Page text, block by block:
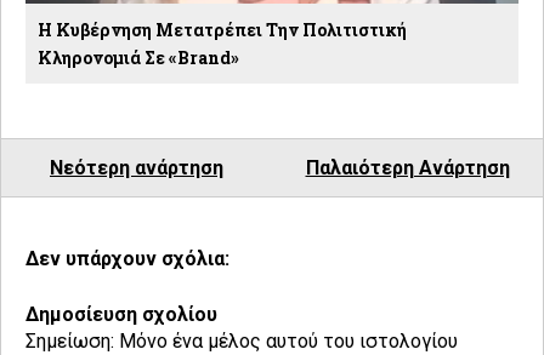
Η Κυβέρνηση Μετατρέπει Την Πολιτιστική
Κληρονομιά Σε «brand»
Νεότερη ανάρτηση Παλαιότερη Ανάρτηση
Δεν υπάρχουν σχόλια:
Δημοσίευση σχολίου
Σημείωση: Μόνο ένα μέλος αυτού του ιστολογίου